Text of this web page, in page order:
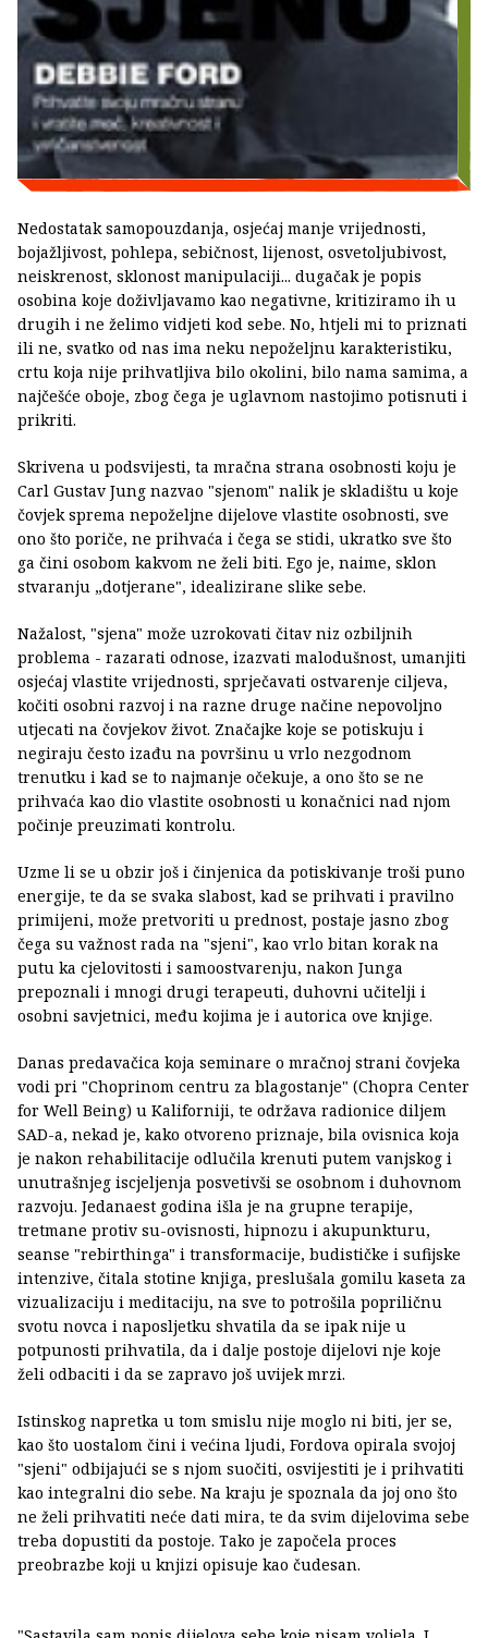
Nedostatak samopouzdanja, osjećaj manje vrijednosti,
bojažljivost, pohlepa, sebičnost, lijenost, osvetoljubivost,
neiskrenost, sklonost manipulaciji... dugačak je popis
osobina koje doživljavamo kao negativne, kritiziramo ih u
drugih i ne želimo vidjeti kod sebe. No, htjeli mi to priznati
ili ne, svatko od nas ima neku nepoželjnu karakteristiku,
crtu koja nije prihvatljiva bilo okolini, bilo nama samima, a
najčešće oboje, zbog čega je uglavnom nastojimo potisnuti i
prikriti.
Skrivena u podsvijesti, ta mračna strana osobnosti koju je
Carl Gustav Jung nazvao "sjenom" nalik je skladištu u koje
čovjek sprema nepoželjne dijelove vlastite osobnosti, sve
ono što poriče, ne prihvaća i čega se stidi, ukratko sve što
ga čini osobom kakvom ne želi biti. Ego je, naime, sklon
stvaranju „dotjerane", idealizirane slike sebe.
Nažalost, "sjena" može uzrokovati čitav niz ozbiljnih
problema - razarati odnose, izazvati malodušnost, umanjiti
osjećaj vlastite vrijednosti, sprječavati ostvarenje ciljeva,
kočiti osobni razvoj i na razne druge načine nepovoljno
utjecati na čovjekov život. Značajke koje se potiskuju i
negiraju često izađu na površinu u vrlo nezgodnom
trenutku i kad se to najmanje očekuje, a ono što se ne
prihvaća kao dio vlastite osobnosti u konačnici nad njom
počinje preuzimati kontrolu.
Uzme li se u obzir još i činjenica da potiskivanje troši puno
energije, te da se svaka slabost, kad se prihvati i pravilno
primijeni, može pretvoriti u prednost, postaje jasno zbog
čega su važnost rada na "sjeni", kao vrlo bitan korak na
putu ka cjelovitosti i samoostvarenju, nakon Junga
prepoznali i mnogi drugi terapeuti, duhovni učitelji i
osobni savjetnici, među kojima je i autorica ove knjige.
Danas predavačica koja seminare o mračnoj strani čovjeka
vodi pri "Choprinom centru za blagostanje" (Chopra Center
for Well Being) u Kaliforniji, te održava radionice diljem
SAD-a, nekad je, kako otvoreno priznaje, bila ovisnica koja
je nakon rehabilitacije odlučila krenuti putem vanjskog i
unutrašnjeg iscjeljenja posvetivši se osobnom i duhovnom
razvoju. Jedanaest godina išla je na grupne terapije,
tretmane protiv su-ovisnosti, hipnozu i akupunkturu,
seanse "rebirthinga" i transformacije, budističke i sufijske
intenzive, čitala stotine knjiga, preslušala gomilu kaseta za
vizualizaciju i meditaciju, na sve to potrošila popriličnu
svotu novca i naposljetku shvatila da se ipak nije u
potpunosti prihvatila, da i dalje postoje dijelovi nje koje
želi odbaciti i da se zapravo još uvijek mrzi.
Istinskog napretka u tom smislu nije moglo ni biti, jer se,
kao što uostalom čini i većina ljudi, Fordova opirala svojoj
"sjeni" odbijajući se s njom suočiti, osvijestiti je i prihvatiti
kao integralni dio sebe. Na kraju je spoznala da joj ono što
ne želi prihvatiti neće dati mira, te da svim dijelovima sebe
treba dopustiti da postoje. Tako je započela proces
preobrazbe koji u knjizi opisuje kao čudesan.